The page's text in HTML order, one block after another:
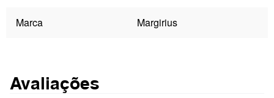
Marca Margirius
Avaliações